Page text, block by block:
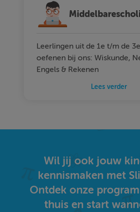
Leerlingen uit de 1e t/m de
oefenen bij ons: Wiskunde,
Engels & Rekenen
Lees verder
Wil jij ook jouw
kennismaken met
Ontdek onze
thuis en start